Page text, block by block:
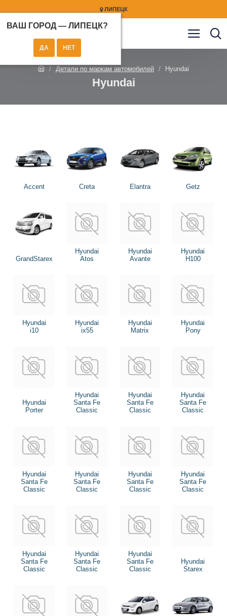
ЛИПЕЦК
ВАШ ГОРОД — ЛИПЕЦК?
Детали по маркам автомобилей Hyundai
Hyundai
Accent Creta Elantra Getz
GrandStarex
Hyundai
Atos
Hyundai
Avante
Hyundai
H100
Hyundai
i10
Hyundai
ix55
Hyundai
Matrix
Hyundai
Pony
Hyundai
Porter
Hyundai
Santa Fe
Classic
Hyundai
Santa Fe
Classic
Hyundai
Santa Fe
Classic
Hyundai
Santa Fe
Classic
Hyundai
Santa Fe
Classic
Hyundai
Santa Fe
Classic
Hyundai
Santa Fe
Classic
Hyundai
Santa Fe
Classic
Hyundai
Santa Fe
Classic
Hyundai
Santa Fe
Classic
Hyundai
Starex